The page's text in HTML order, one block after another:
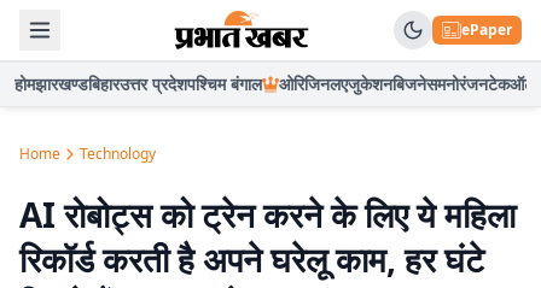
ePaper
होमझारखण्डबिहारउत्तर प्रदेशपश्चिम बंगाल ओरिजिनलएजुकेशनबिजनेसमनोरंजनटेकऑटो
Home Technology
AI रोबोट्स को ट्रेन करने के लिए ये महिला
रिकॉर्ड करती है अपने घरेलू काम, हर घंटे